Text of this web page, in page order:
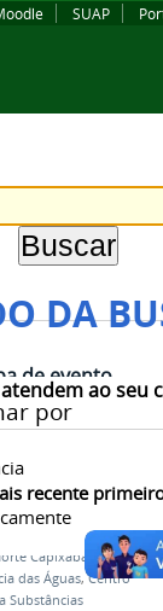
SUAP
DA
ao seu
por
recente
de evento
Acordo do
modificação
do Rio Doce
Social da
Capixaba
CFPS
das Águas,Centro
Substâncias